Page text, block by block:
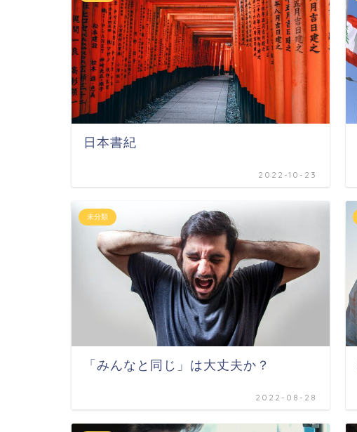
日本書紀
2022-10-23
未分類
「みんなと同じ」は大丈夫か？
2022-08-28